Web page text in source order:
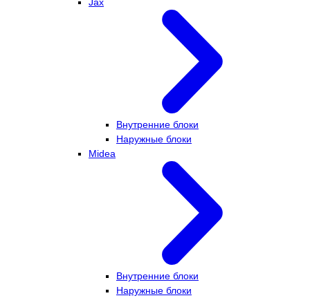
Jax
Внутренние блоки
Наружные блоки
Midea
Внутренние блоки
Наружные блоки